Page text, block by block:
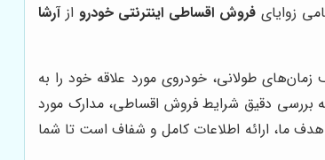
زوایای فروش اقساطی اینترنتی خودرو ازآرشا
طولانی، خودروی مورد علاقه خود را به
بررسی دقیق شرایط فروش اقساطی، مدارک مورد
ما، ارائه اطلاعات کامل و شفاف است تا شما